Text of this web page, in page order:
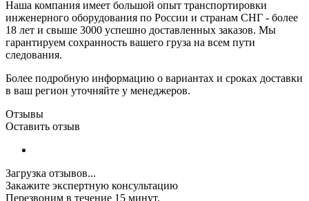
Наша компания имеет большой опыт транспортировки
инженерного оборудования по России и странам СНГ - более
18 лет и свыше 3000 успешно доставленных заказов. Мы
гарантируем сохранность вашего груза на всем пути
следования.
Более подробную информацию о вариантах и сроках доставки
в ваш регион уточняйте у менеджеров.
Отзывы
Оставить отзыв
Загрузка отзывов...
Закажите экспертную консультацию
Перезвоним в течение 15 минут.